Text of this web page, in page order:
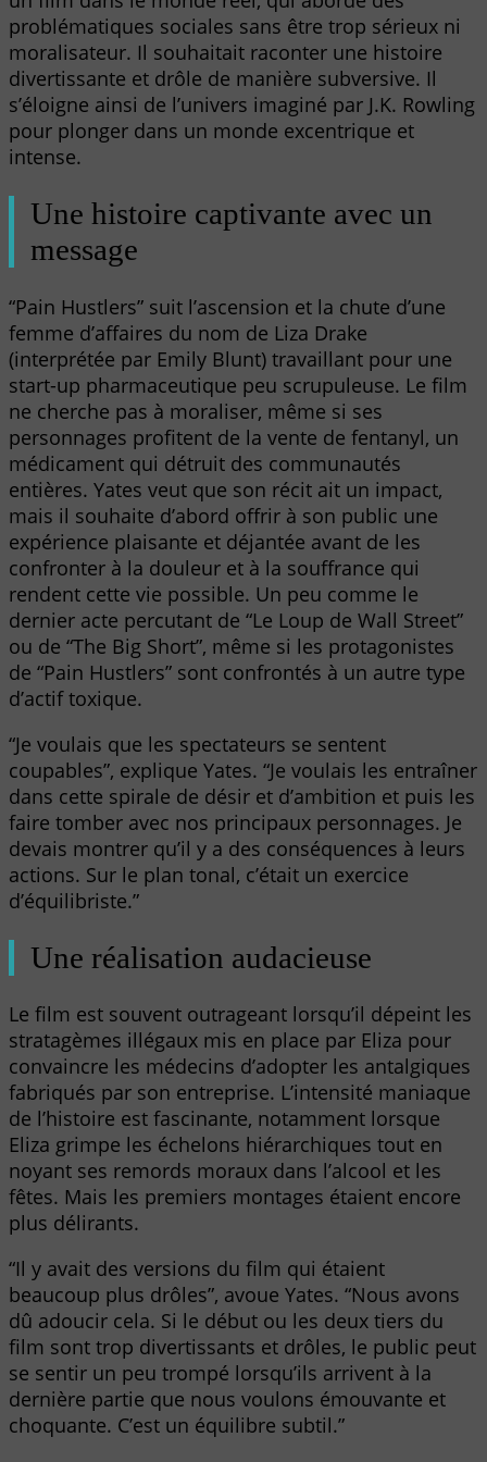
problématiques sociales sans être trop sérieux ni
moralisateur. Il souhaitait raconter une histoire
divertissante et drôle de manière subversive. Il
s’éloigne ainsi de l’univers imaginé par J.K. Rowling
pour plonger dans un monde excentrique et
intense.
Une histoire captivante avec un
message
“Pain Hustlers” suit l’ascension et la chute d’une
femme d’affaires du nom de Liza Drake
(interprétée par Emily Blunt) travaillant pour une
start-up pharmaceutique peu scrupuleuse. Le film
ne cherche pas à moraliser, même si ses
personnages profitent de la vente de fentanyl, un
médicament qui détruit des communautés
entières. Yates veut que son récit ait un impact,
mais il souhaite d’abord offrir à son public une
expérience plaisante et déjantée avant de les
confronter à la douleur et à la souffrance qui
rendent cette vie possible. Un peu comme le
dernier acte percutant de “Le Loup de Wall Street”
ou de “The Big Short”, même si les protagonistes
de “Pain Hustlers” sont confrontés à un autre type
d’actif toxique.
“Je voulais que les spectateurs se sentent
coupables”, explique Yates. “Je voulais les entraîner
dans cette spirale de désir et d’ambition et puis les
faire tomber avec nos principaux personnages. Je
devais montrer qu’il y a des conséquences à leurs
actions. Sur le plan tonal, c’était un exercice
d’équilibriste.”
Une réalisation audacieuse
Le film est souvent outrageant lorsqu’il dépeint les
stratagèmes illégaux mis en place par Eliza pour
convaincre les médecins d’adopter les antalgiques
fabriqués par son entreprise. L’intensité maniaque
de l’histoire est fascinante, notamment lorsque
Eliza grimpe les échelons hiérarchiques tout en
noyant ses remords moraux dans l’alcool et les
fêtes. Mais les premiers montages étaient encore
plus délirants.
“Il y avait des versions du film qui étaient
beaucoup plus drôles”, avoue Yates. “Nous avons
dû adoucir cela. Si le début ou les deux tiers du
film sont trop divertissants et drôles, le public peut
se sentir un peu trompé lorsqu’ils arrivent à la
dernière partie que nous voulons émouvante et
choquante. C’est un équilibre subtil.”